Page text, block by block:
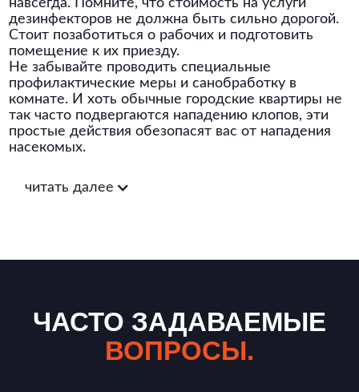
навсегда. Помните, что стоимость на услуги
дезинфекторов не должна быть сильно дорогой.
Стоит позаботиться о рабочих и подготовить
помещение к их приезду.
Не забывайте проводить специальные
профилактические меры и санобработку в
комнате. И хоть обычные городские квартиры не
так часто подвергаются нападению клопов, эти
простые действия обезопасят вас от нападения
насекомых.
читать далее
ЧАСТО ЗАДАВАЕМЫЕ
ВОПРОСЫ.